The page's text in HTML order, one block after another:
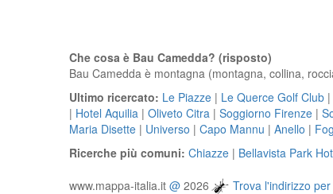
Che cosa è Bau Camedda? (risposto)
Bau Camedda è montagna (montagna, collina,
Ultimo ricercato: Le Piazze | Le Querce Golf Club |
| Hotel Aquilia | Oliveto Citra | Soggiorno Firenze |
Maria Disette | Universo | Capo Mannu | Anello |
Ricerche più comuni: Chiazze | Bellavista Park
www.mappa-italia.it @ 2026 Trova l'indirizzo